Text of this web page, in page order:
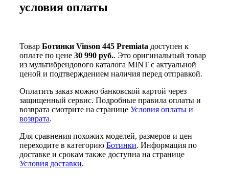
условия оплаты
Товар Ботинки Vinson 445 Premiata доступен к
оплате по цене 30 990 руб.. Это оригинальный товар
из мультибрендового каталога MINT с актуальной
ценой и подтверждением наличия перед отправкой.
Оплатить заказ можно банковской картой через
защищенный сервис. Подробные правила оплаты и
возврата смотрите на странице Условия оплаты и
возврата.
Для сравнения похожих моделей, размеров и цен
переходите в категорию Ботинки. Информация по
доставке и срокам также доступна на странице
Условия доставки.